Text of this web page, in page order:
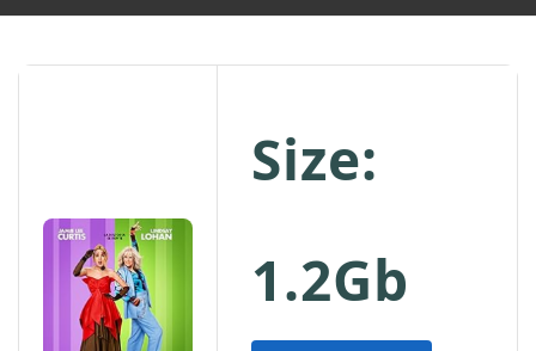
Size:
1.2Gb